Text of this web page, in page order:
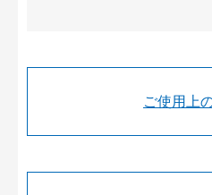
ご使用上